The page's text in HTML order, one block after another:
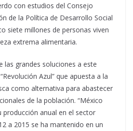
con estudios del Consejo
de la Política de Desarrollo Social
siete millones de personas viven
extrema alimentaria.
las grandes soluciones a este
Azul” que apuesta a la
como alternativa para abastecer
de la población. “México
producción anual en el sector
a 2015 se ha mantenido en un